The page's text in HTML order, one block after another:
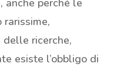
anche perché le
ricerche,
esiste l’obbligo di